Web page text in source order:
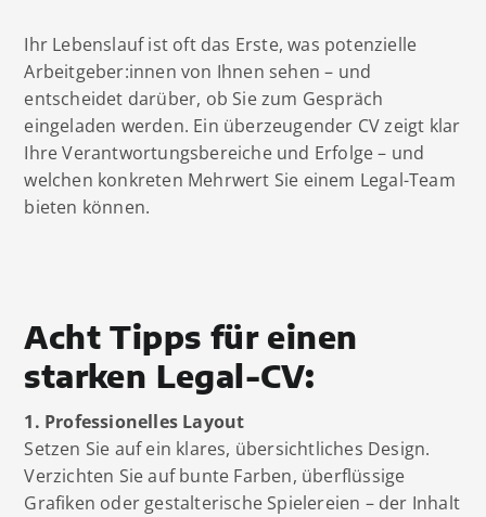
Ihr Lebenslauf ist oft das Erste, was potenzielle
Arbeitgeber:innen von Ihnen sehen – und
entscheidet darüber, ob Sie zum Gespräch
eingeladen werden. Ein überzeugender CV zeigt klar
Ihre Verantwortungsbereiche und Erfolge – und
welchen konkreten Mehrwert Sie einem Legal-Team
bieten können.
Acht Tipps für einen
starken Legal-CV:
1. Professionelles Layout
Setzen Sie auf ein klares, übersichtliches Design.
Verzichten Sie auf bunte Farben, überflüssige
Grafiken oder gestalterische Spielereien – der Inhalt